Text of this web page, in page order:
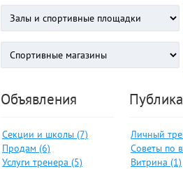
Объявления
Секции и школы (7)
Продам (6)
Услуги тренера (5)
Личный
Советы по
Витрина (1)